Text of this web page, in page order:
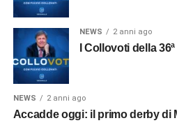
NEWS 2 anni ago
I Collovoti della
NEWS 2 anni ago
Accadde oggi: il primo derby di